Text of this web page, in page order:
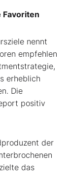
Favoriten
nennt
empfehlen
erheblich
Die
positiv
der
das